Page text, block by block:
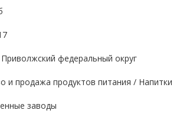
Приволжский федеральный округ
и продажа продуктов питания / Напитки
заводы